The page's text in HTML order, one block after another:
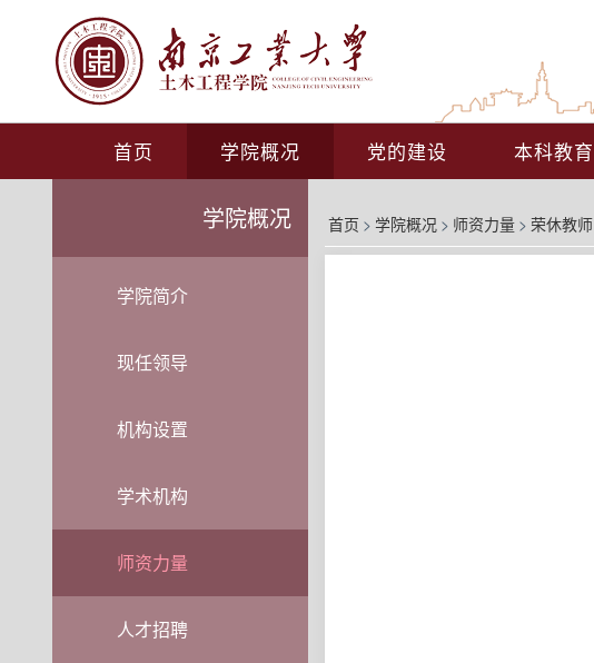
首页 学院概况 党的建设 本科教育
学院概况
学院简介
现任领导
机构设置
学术机构
师资力量
人才招聘
首页 > 学院概况 > 师资力量 > 荣休教师